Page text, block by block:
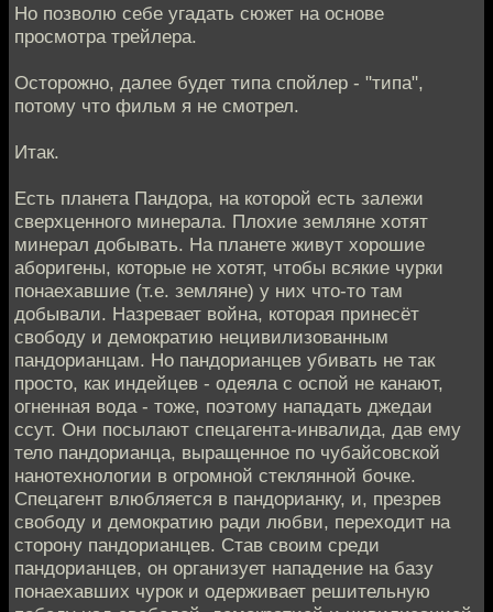
Но позволю себе угадать сюжет на основе
просмотра трейлера.
Осторожно, далее будет типа спойлер - "типа",
потому что фильм я не смотрел.
Итак.
Есть планета Пандора, на которой есть залежи
сверхценного минерала. Плохие земляне хотят
минерал добывать. На планете живут хорошие
аборигены, которые не хотят, чтобы всякие чурки
понаехавшие (т.е. земляне) у них что-то там
добывали. Назревает война, которая принесёт
свободу и демократию нецивилизованным
пандорианцам. Но пандорианцев убивать не так
просто, как индейцев - одеяла с оспой не канают,
огненная вода - тоже, поэтому нападать джедаи
ссут. Они посылают спецагента-инвалида, дав ему
тело пандорианца, выращенное по чубайсовской
нанотехнологии в огромной стеклянной бочке.
Спецагент влюбляется в пандорианку, и, презрев
свободу и демократию ради любви, переходит на
сторону пандорианцев. Став своим среди
пандорианцев, он организует нападение на базу
понаехавших чурок и одерживает решительную